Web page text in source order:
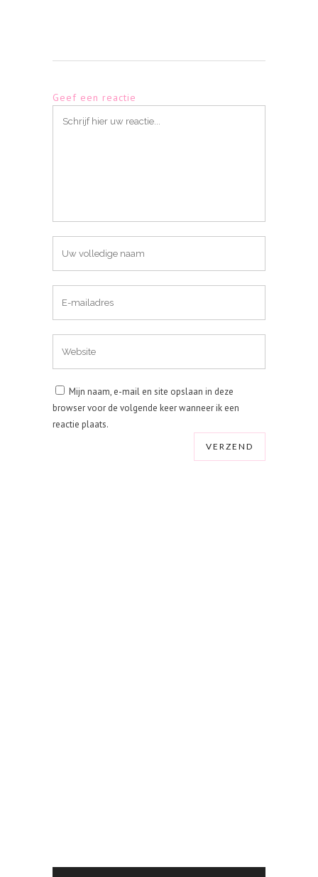
Geef een reactie
Mijn naam, e-mail en site opslaan in deze
browser voor de volgende keer wanneer ik een
reactie plaats.